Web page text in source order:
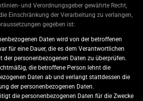
und Verordnungsgeber gewährte Recht,
Einschränkung der Verarbeitung zu verlangen,
gegeben ist:
Daten wird von der betroffenen
für eine Dauer, die es dem Verantwortlichen
der personenbezogenen Daten zu überprüfen.
die betroffene Person lehnt die
Daten ab und verlangt stattdessen die
der personenbezogenen Daten.
die personenbezogenen Daten für die Zwecke